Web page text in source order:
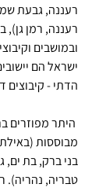
רעננה, גבעת
רעננה, רמן גן),
ישראל הם
הדתי - קיבוצים
היתר מפוזרים
מבוססות
בני ברק, בת ים,
טבריה, נהריה).